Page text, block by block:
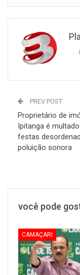
PREV POST
Proprietário de
Ipitanga é
festas
poluição sonora
você pode
CAMAÇARI